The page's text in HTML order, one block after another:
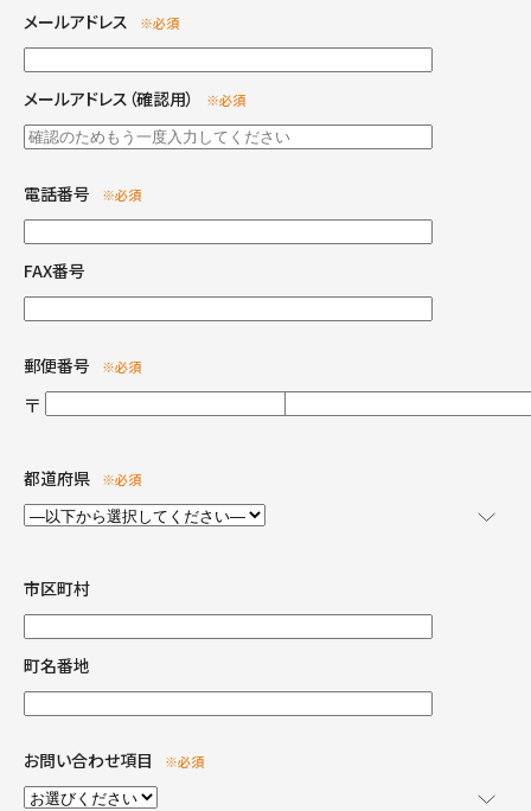
メールアドレス ※必須
メールアドレス（確認用） ※必須
電話番号 ※必須
FAX番号
郵便番号 ※必須
〒
都道府県 ※必須
市区町村
町名番地
お問い合わせ項目 ※必須